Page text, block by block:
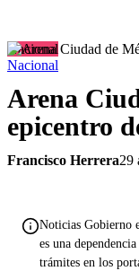
Nacional
Nacional
Arena
epicentro
Francisco Herrera29
Noticias Gobierno
es una
trámites en los